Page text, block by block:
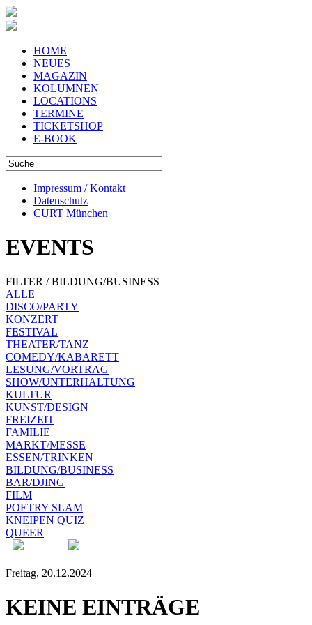
HOME
NEUES
MAGAZIN
KOLUMNEN
LOCATIONS
TERMINE
TICKETSHOP
E-BOOK
Impressum / Kontakt
Datenschutz
CURT München
EVENTS
FILTER / BILDUNG/BUSINESS
ALLE
DISCO/PARTY
KONZERT
FESTIVAL
THEATER/TANZ
COMEDY/KABARETT
LESUNG/VORTRAG
SHOW/UNTERHALTUNG
KULTUR
KUNST/DESIGN
FREIZEIT
FAMILIE
MARKT/MESSE
ESSEN/TRINKEN
BILDUNG/BUSINESS
BAR/DJING
FILM
POETRY SLAM
KNEIPEN QUIZ
QUEER
Freitag, 20.12.2024
KEINE EINTRÄGE